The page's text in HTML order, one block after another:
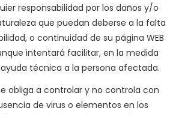
responsabilidad por los daños y/o
que puedan deberse a la falta
o continuidad de su página WEB
intentará facilitar, en la medida
ayuda técnica a la persona afectada.
obliga a controlar y no controla con
de virus o elementos en los